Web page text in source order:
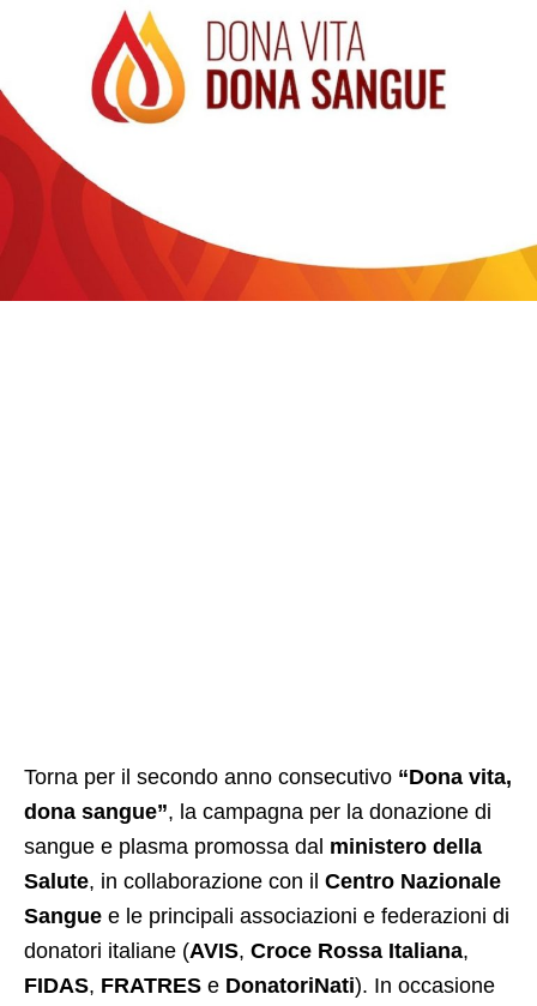
Torna per il secondo anno consecutivo “Dona vita,
dona sangue”, la campagna per la donazione di
sangue e plasma promossa dal ministero della
Salute, in collaborazione con il Centro Nazionale
Sangue e le principali associazioni e federazioni di
donatori italiane (AVIS, Croce Rossa Italiana,
FIDAS, FRATRES e DonatoriNati). In occasione